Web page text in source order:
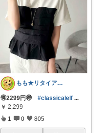
もも★リタイアOL主婦
🉐2299円🉐 #classicalelf ...
￥ 2,299
1 0 805